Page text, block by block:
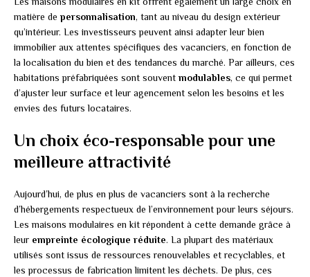
matière de personnalisation, tant au niveau du design extérieur
qu’intérieur. Les investisseurs peuvent ainsi adapter leur bien
immobilier aux attentes spécifiques des vacanciers, en fonction de
la localisation du bien et des tendances du marché. Par ailleurs, ces
habitations préfabriquées sont souvent modulables, ce qui permet
d’ajuster leur surface et leur agencement selon les besoins et les
envies des futurs locataires.
Un choix éco-responsable pour une
meilleure attractivité
Aujourd’hui, de plus en plus de vacanciers sont à la recherche
d’hébergements respectueux de l’environnement pour leurs séjours.
Les maisons modulaires en kit répondent à cette demande grâce à
leur empreinte écologique réduite. La plupart des matériaux
utilisés sont issus de ressources renouvelables et recyclables, et
les processus de fabrication limitent les déchets. De plus, ces